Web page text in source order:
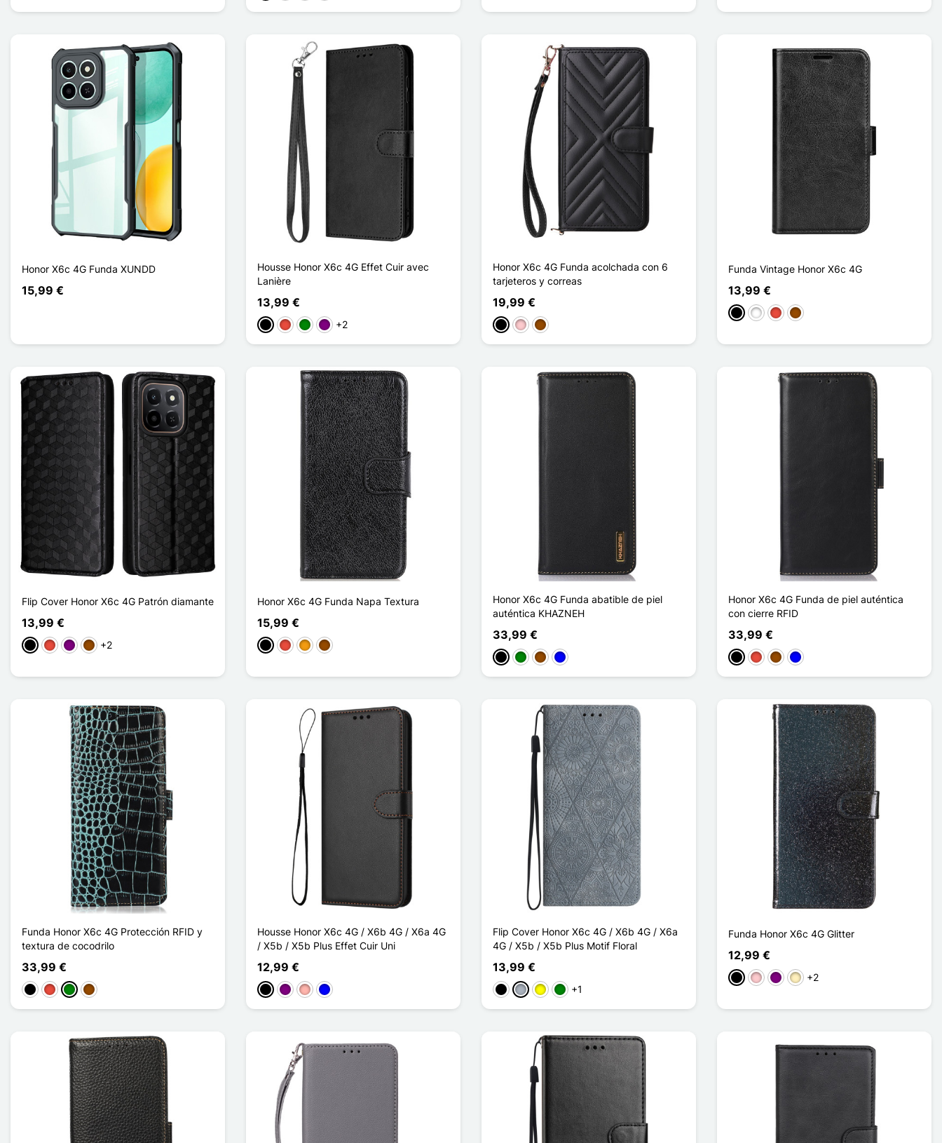
Honor X6c 4G Funda XUNDD
15,99 €
Housse Honor X6c 4G Effet Cuir avec
Lanière
13,99 €
NegroRojoVerdePúrpura
+2
Honor X6c 4G Funda acolchada con 6
tarjeteros y correas
19,99 €
NegroRosaMarrón
Funda Vintage Honor X6c 4G
13,99 €
NegroBlancoRojoMarrón
Flip Cover Honor X6c 4G Patrón diamante
13,99 €
NegroRojoPúrpuraMarrón
+2
Honor X6c 4G Funda Napa Textura
15,99 €
NegroRojoNaranjaMarrón
Honor X6c 4G Funda abatible de piel
auténtica KHAZNEH
33,99 €
NegroVerdeMarrón
Azul
Honor X6c 4G Funda de piel auténtica
con cierre RFID
33,99 €
NegroRojoMarrón
Azul
Funda Honor X6c 4G Protección RFID y
textura de cocodrilo
33,99 €
NegroRojoVerdeMarrón
Housse Honor X6c 4G / X6b 4G / X6a 4G
/ X5b / X5b Plus Effet Cuir Uni
12,99 €
NegroPúrpuraOro rosa
Azul
Flip Cover Honor X6c 4G / X6b 4G / X6a
4G / X5b / X5b Plus Motif Floral
13,99 €
Negro
Gris AmarilloVerde
+1
Funda Honor X6c 4G Glitter
12,99 €
NegroRosaPúrpura
Oro +2